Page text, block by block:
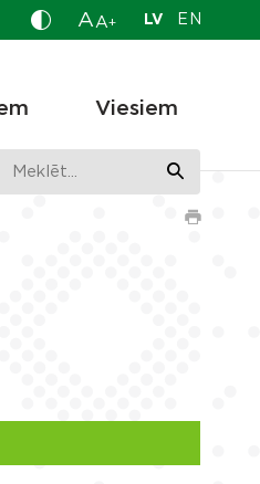
A A+ LV EN
Viesiem